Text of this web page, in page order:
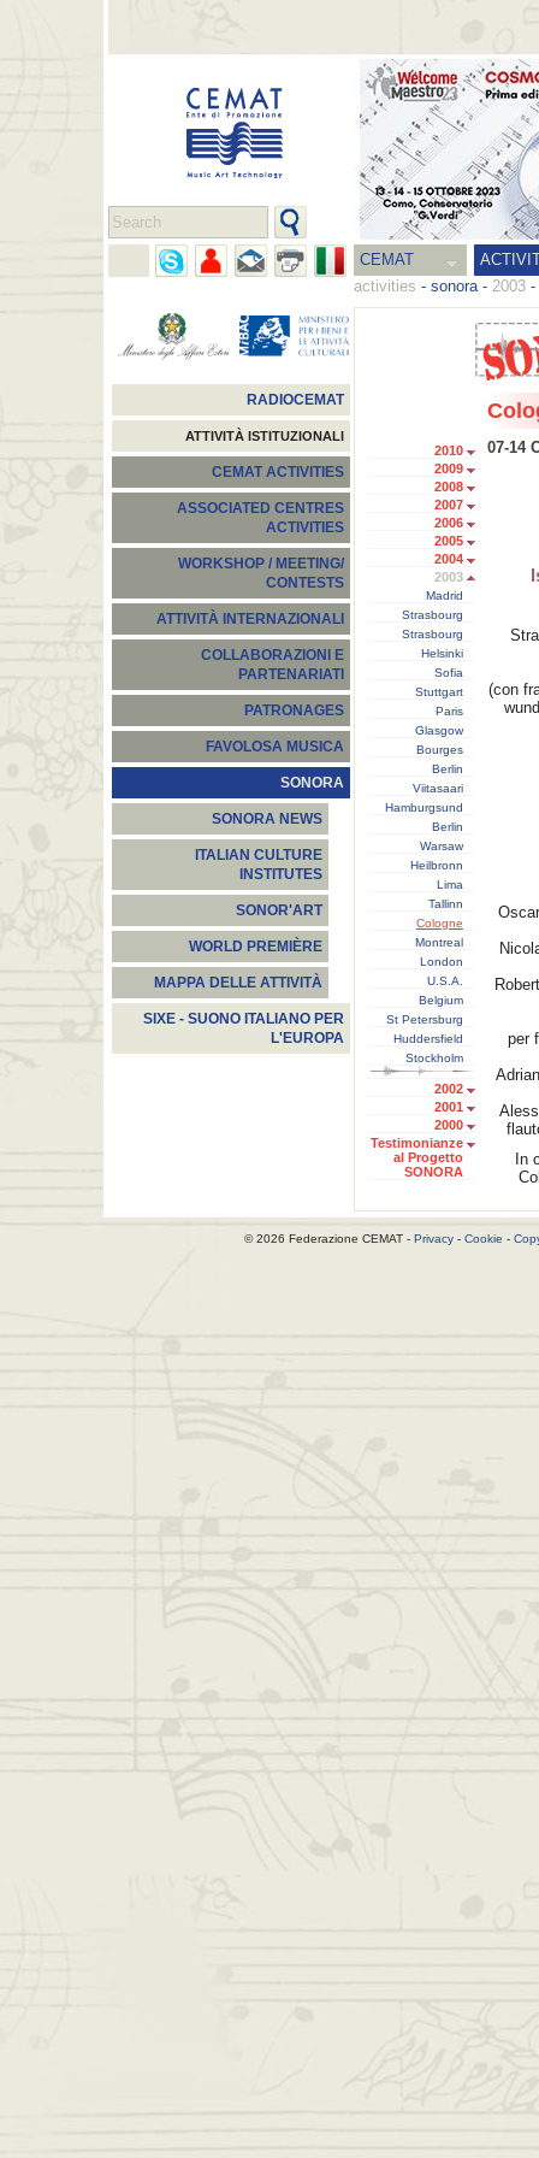
CEMAT
activities - sonora- 2003 -
RADIOCEMAT
ATTIVITÀ ISTITUZIONALI
CEMAT ACTIVITIES
ASSOCIATED CENTRES
ACTIVITIES
WORKSHOP / MEETING/
CONTESTS
ATTIVITÀ INTERNAZIONALI
COLLABORAZIONI E
PARTENARIATI
PATRONAGES
FAVOLOSA MUSICA
SONORA
SONORA NEWS
ITALIAN CULTURE
INSTITUTES
SONOR'ART
WORLD PREMIÈRE
MAPPA DELLE ATTIVITÀ
SIXE - SUONO ITALIANO PER
L'EUROPA
2010
2009
2008
2007
2006
2005
2004
2003
Madrid
Strasbourg
Strasbourg
Helsinki
Sofia
Stuttgart
Paris
Glasgow
Bourges
Berlin
Viitasaari
Hamburgsund
Berlin
Warsaw
Heilbronn
Lima
Tallinn
Cologne
Montreal
London
U.S.A.
Belgium
St Petersburg
Huddersfield
Stockholm
2002
2001
2000
Testimonianze
al Progetto
SONORA
07-14
(con
per
In
© 2026 Federazione CEMAT - Privacy - Cookie -